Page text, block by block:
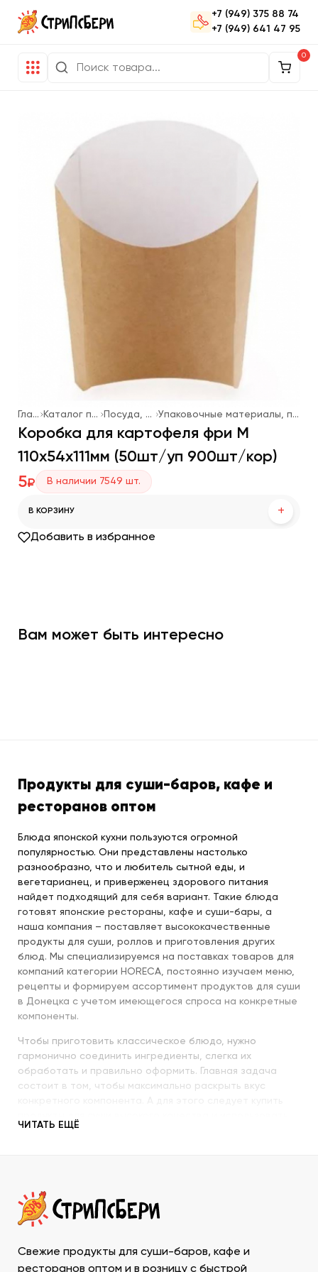
+7 (949) 375 88 74
+7 (949) 641 47 95
0
Главная Каталог продукции Посуда, упаковка Упаковочные материалы, посуда одноразовая
Коробка для картофеля фри M
110х54х111мм (50шт/уп 900шт/кор)
5₽ В наличии 7549 шт.
В КОРЗИНУ +
Добавить в избранное
Вам может быть интересно
Продукты для суши-баров, кафе и
ресторанов оптом
Блюда японской кухни пользуются огромной
популярностью. Они представлены настолько
разнообразно, что и любитель сытной еды, и
вегетарианец, и приверженец здорового питания
найдет подходящий для себя вариант. Такие блюда
готовят японские рестораны, кафе и суши-бары, а
наша компания – поставляет высококачественные
продукты для суши, роллов и приготовления других
блюд. Мы специализируемся на поставках товаров для
компаний категории HORECA, постоянно изучаем меню,
рецепты и формируем ассортимент продуктов для суши
в Донецка с учетом имеющегося спроса на конкретные
компоненты.
Чтобы приготовить классическое блюдо, нужно
гармонично соединить ингредиенты, слегка их
обработать и правильно оформить. Главная задача
состоит в том, чтобы максимально раскрыть вкус
их со знанием всех секретов.
происхождение и свежесть каждого продукта, условия
транспортировки и хранения, дальнейшего
ДНР у нас – значит, получить качественную продукцию
в течение минимально возможного времени и
ЧИТАТЬ ЕЩЁ
Свежие продукты для суши-баров, кафе и
ресторанов оптом и в розницу с быстрой